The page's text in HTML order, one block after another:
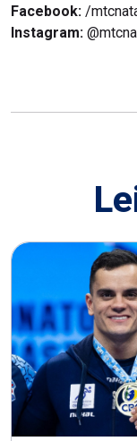
Facebook: /
Instagram: